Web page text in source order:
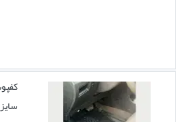
سایز